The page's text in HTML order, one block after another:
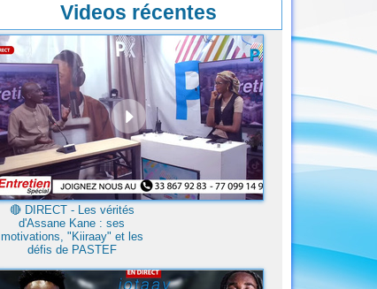
Videos récentes
🔴​ DIRECT - Les vérités
d'Assane Kane : ses
motivations, "Kiiraay" et les
défis de PASTEF